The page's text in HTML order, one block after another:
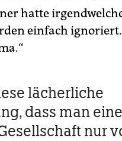
hatte
einfach
lächerliche
dass man eine
nur